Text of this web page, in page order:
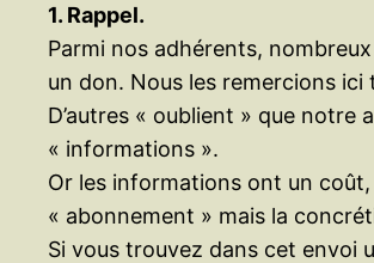
1. Rappel.
Parmi nos adhérents,
un don. Nous les remercions ici
D’autres « oublient » que
« informations ».
Or les informations ont un
« abonnement » mais la
Si vous trouvez dans cet envoi